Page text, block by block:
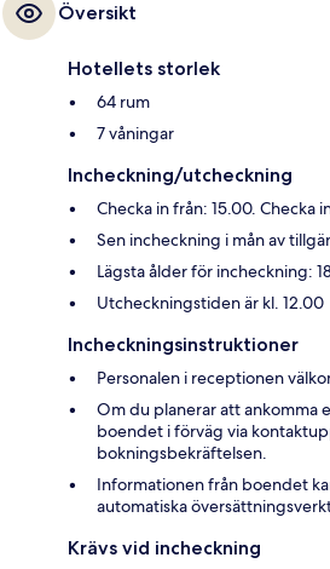
Översikt
Hotellets storlek
64 rum
7 våningar
Incheckning/utcheckning
Checka in från: 15.00. Checka
Sen incheckning i mån av
Lägsta ålder för incheckning:
Utcheckningstiden är kl. 12.00
Incheckningsinstruktioner
Personalen i receptionen
Om du planerar att ankomma
boendet i förväg via
bokningsbekräftelsen.
Informationen från boendet
automatiska
Krävs vid incheckning